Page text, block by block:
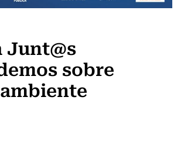
Junt@s
sobre